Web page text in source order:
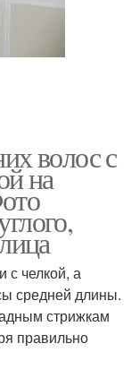
волос с
на
с челкой, а
средней длины.
стрижкам
правильно